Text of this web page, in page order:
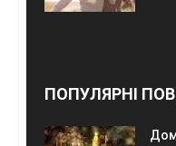
ПОПУЛЯРНІ